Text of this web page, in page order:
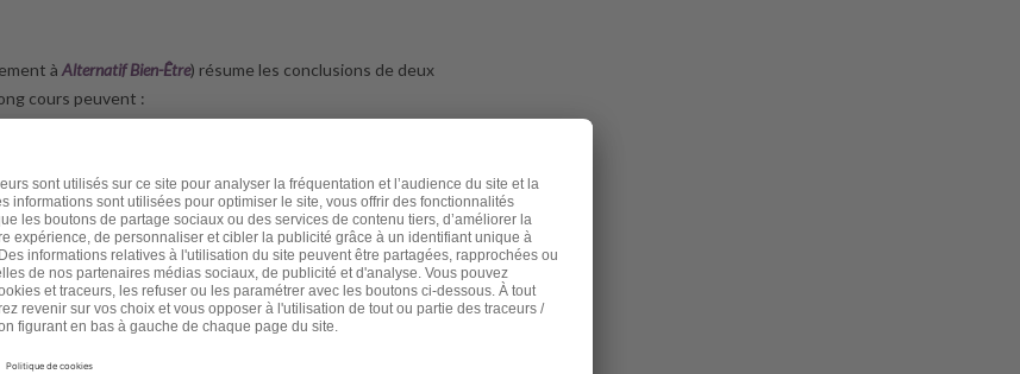
à Alternatif Bien-Être) résume les conclusions de deux
cours peuvent :
de 20 à 40 %
comme les « pansements antiacide », les
de l’acidité ou inhibiteurs de la sécrétion